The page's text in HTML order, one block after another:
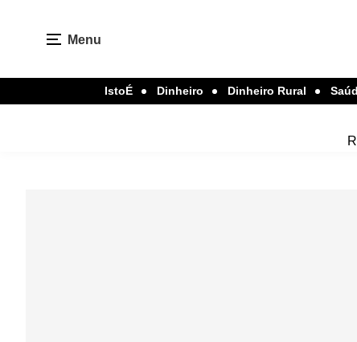
Menu
IstoÉ Dinheiro Dinheiro Rural